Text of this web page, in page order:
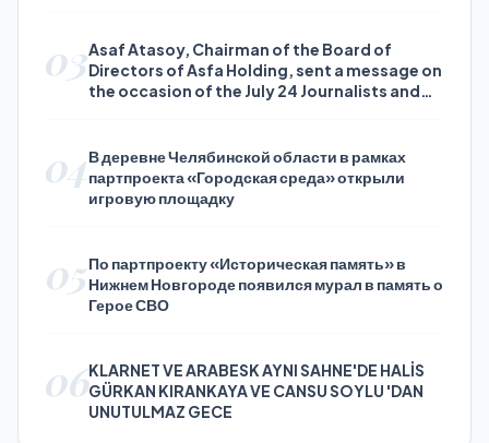
03Asaf Atasoy, Chairman of the Board of
Directors of Asfa Holding, sent a message on
the occasion of the July 24 Journalists and
04В деревне Челябинской области в рамках
партпроекта «Городская среда» открыли
игровую площадку
05По партпроекту «Историческая память» в
Нижнем Новгороде появился мурал в память о
Герое СВО
06KLARNET VE ARABESK AYNI SAHNE'DE HALİS
GÜRKAN KIRANKAYA VE CANSU SOYLU 'DAN
UNUTULMAZ GECE